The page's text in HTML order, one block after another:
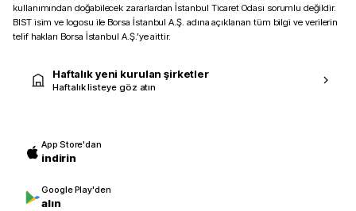
kullanımından doğabilecek zararlardan İstanbul Ticaret Odası sorumlu değildir.
BIST isim ve logosu ile Borsa İstanbul A.Ş. adına açıklanan tüm bilgi ve verilerin
telif hakları Borsa İstanbul A.Ş.’ye aittir.
Haftalık yeni kurulan şirketler
Haftalık listeye göz atın
App Store'dan
indirin
Google Play'den
alın